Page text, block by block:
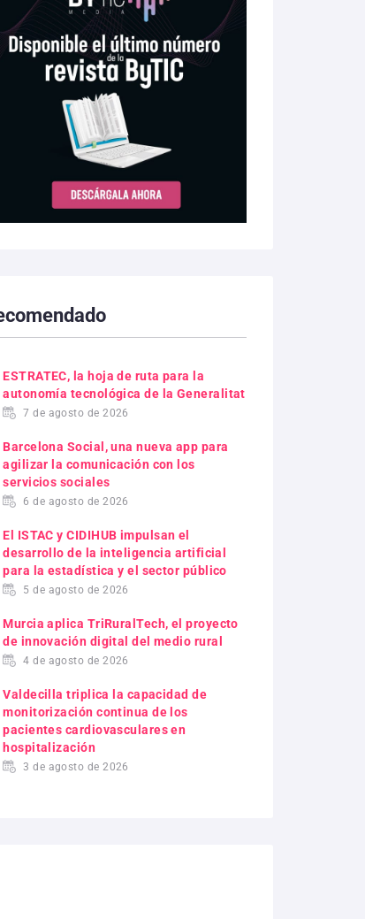
ESTRATEC, la hoja de ruta para la
autonomía tecnológica de la Generalitat
7 de agosto de 2026
Barcelona Social, una nueva app para
agilizar la comunicación con los
servicios sociales
6 de agosto de 2026
El ISTAC y CIDIHUB impulsan el
desarrollo de la inteligencia artificial
para la estadística y el sector público
5 de agosto de 2026
Murcia aplica TriRuralTech, el proyecto
de innovación digital del medio rural
4 de agosto de 2026
Valdecilla triplica la capacidad de
monitorización continua de los
pacientes cardiovasculares en
hospitalización
3 de agosto de 2026